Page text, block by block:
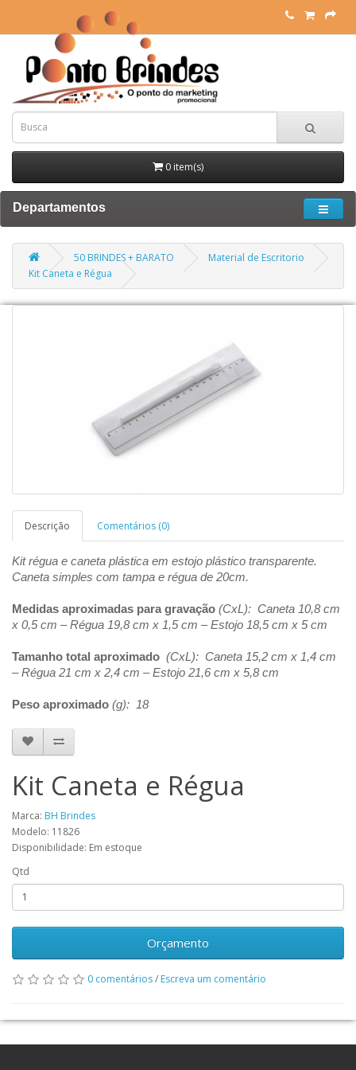
0 item(s)
Departamentos
50 BRINDES + BARATO
Material de Escritorio
Kit Caneta e Régua
Descrição Comentários (0)
Kit régua e caneta plástica em estojo plástico transparente.
Caneta simples com tampa e régua de 20cm.
Medidas aproximadas para gravação (CxL): Caneta 10,8 cm
x 0,5 cm – Régua 19,8 cm x 1,5 cm – Estojo 18,5 cm x 5 cm
Tamanho total aproximado (CxL): Caneta 15,2 cm x 1,4 cm
– Régua 21 cm x 2,4 cm – Estojo 21,6 cm x 5,8 cm
Peso aproximado (g): 18
Kit Caneta e Régua
Marca: BH Brindes
Modelo: 11826
Disponibilidade: Em estoque
Qtd
Orçamento
0 comentários/ Escreva um comentário